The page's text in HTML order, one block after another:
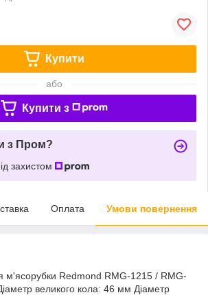
Купити
або
Купити з
з Пром?
захистом
Оплата Умови повернення
м'ясорубки Redmond RMG-1215 / RMG-
великого кола: 46 мм Діаметр